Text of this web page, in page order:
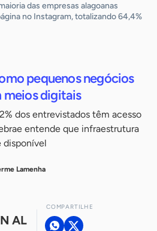
das empresas alagoanas
no Instagram, totalizando 64,4%
pequenos negócios
meios digitais
dos entrevistados têm acesso
entende que infraestrutura
disponível
Lamenha
AL
COMPARTILHE